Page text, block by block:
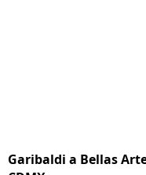
Garibaldi a Bellas